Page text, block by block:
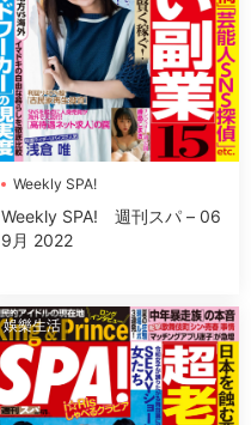
Weekly SPA!
Weekly SPA! 週刊スパ – 06
9月 2022
娛樂生活